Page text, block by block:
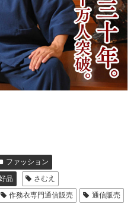
ファッション
品
さむえ
作務衣専門通信販売 通信販売